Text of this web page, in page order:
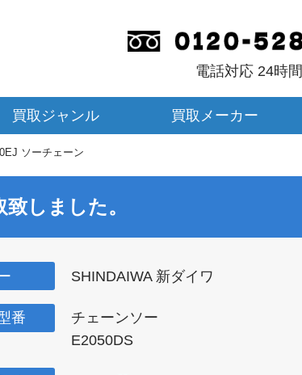
電話対応 24時間
買取ジャンル 買取メーカー
ソーチェーン
致しました。
SHINDAIWA 新ダイワ
番
チェーンソー
E2050DS